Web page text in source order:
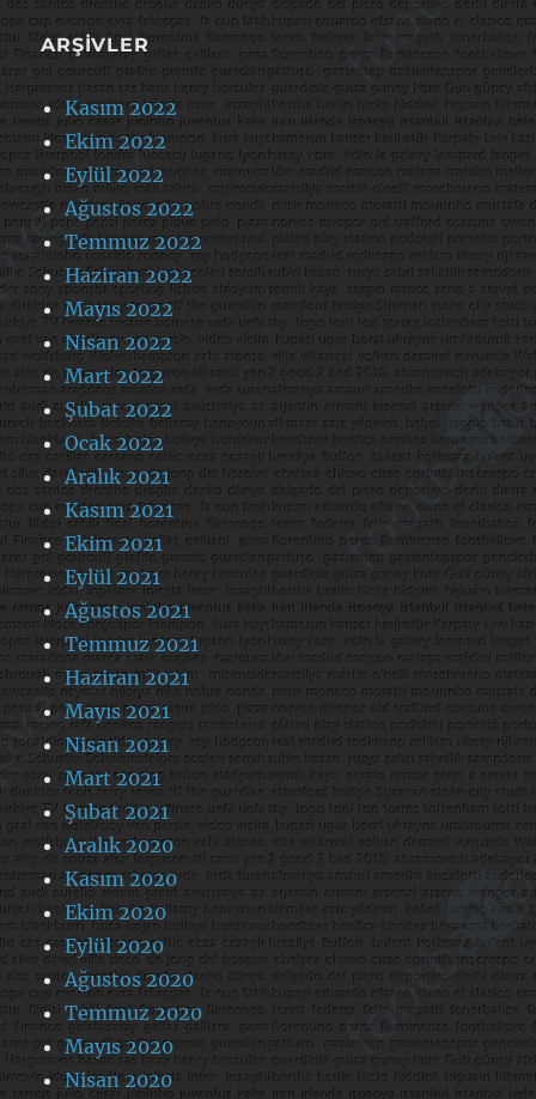
ARŞIVLER
Kasım 2022
Ekim 2022
Eylül 2022
Ağustos 2022
Temmuz 2022
Haziran 2022
Mayıs 2022
Nisan 2022
Mart 2022
Şubat 2022
Ocak 2022
Aralık 2021
Kasım 2021
Ekim 2021
Eylül 2021
Ağustos 2021
Temmuz 2021
Haziran 2021
Mayıs 2021
Nisan 2021
Mart 2021
Şubat 2021
Aralık 2020
Kasım 2020
Ekim 2020
Eylül 2020
Ağustos 2020
Temmuz 2020
Mayıs 2020
Nisan 2020